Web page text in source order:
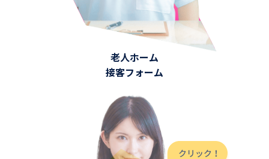
老人ホーム
接客フォーム